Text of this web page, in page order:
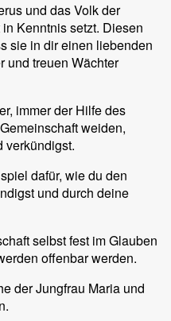
und das Volk der
Kenntnis setzt. Diesen
sie in dir einen liebenden
und treuen Wächter
immer der Hilfe des
weiden,
verkündigst.
dafür, wie du den
und durch deine
selbst fest im Glauben
offenbar werden.
der Jungfrau Maria und